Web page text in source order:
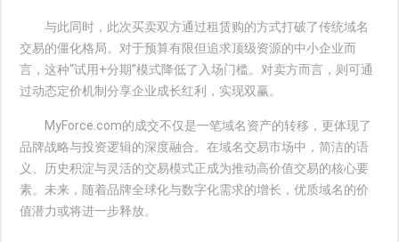
与此同时，此次买卖双方通过租赁购的方式打破了传统域名
交易的僵化格局。对于预算有限但追求顶级资源的中小企业而
言，这种“试用+分期”模式降低了入场门槛。对卖方而言，则可通
过动态定价机制分享企业成长红利，实现双赢。
MyForce.com的成交不仅是一笔域名资产的转移，更体现了
品牌战略与投资逻辑的深度融合。在域名交易市场中，简洁的语
义、历史积淀与灵活的交易模式正成为推动高价值交易的核心要
素。未来，随着品牌全球化与数字化需求的增长，优质域名的价
值潜力或将进一步释放。